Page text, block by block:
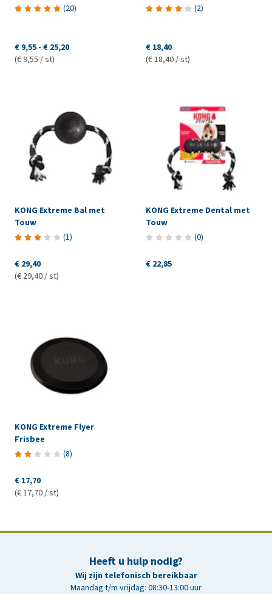
(20)
€ 9,55 - € 25,20
(€ 9,55 / st)
(2)
€ 18,40
(€ 18,40 / st)
KONG Extreme Bal met
Touw
(1)
€ 29,40
(€ 29,40 / st)
KONG Extreme Dental met
Touw
(0)
€ 22,85
KONG Extreme Flyer
Frisbee
(8)
€ 17,70
(€ 17,70 / st)
Heeft u hulp nodig?
Wij zijn telefonisch bereikbaar
Maandag t/m vrijdag: 08:30-13:00 uur